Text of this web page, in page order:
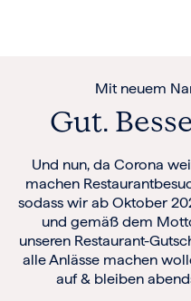
Mit neuem
Gut.
Und nun, da Corona
machen
sodass wir ab Oktober
und gemäß dem
unseren Restaurant-
alle Anlässe machen
auf & bleiben